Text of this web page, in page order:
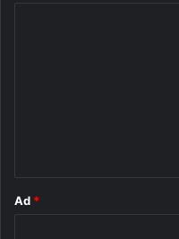
Ad *